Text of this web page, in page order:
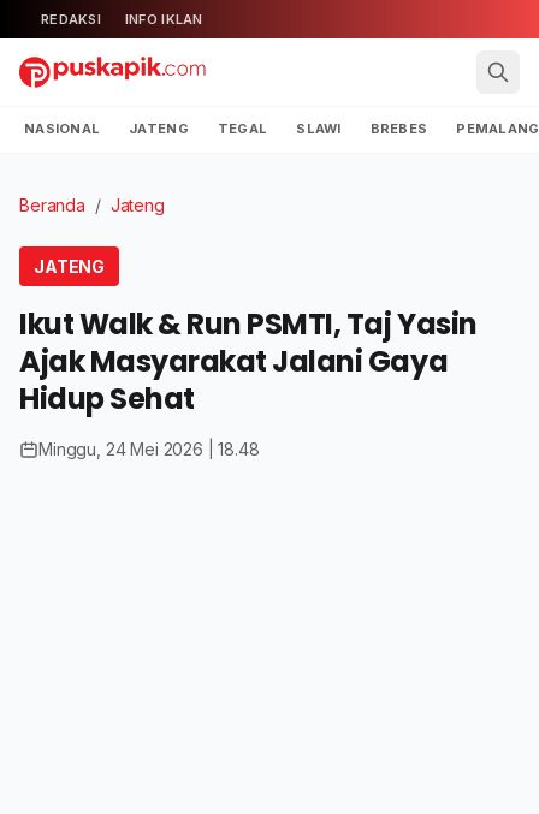
REDAKSI INFO IKLAN
NASIONAL JATENG TEGAL SLAWI BREBES PEMALANG
Beranda / Jateng
JATENG
Ikut Walk & Run PSMTI, Taj Yasin
Ajak Masyarakat Jalani Gaya
Hidup Sehat
Minggu, 24 Mei 2026 | 18.48